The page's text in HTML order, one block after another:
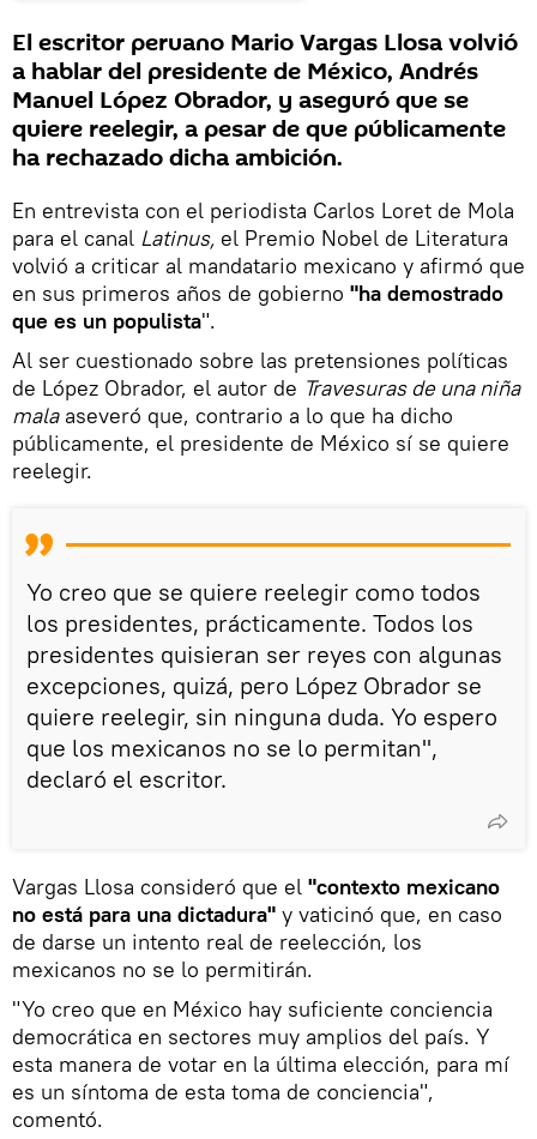
El escritor peruano Mario Vargas Llosa volvió
a hablar del presidente de México, Andrés
Manuel López Obrador, y aseguró que se
quiere reelegir, a pesar de que públicamente
ha rechazado dicha ambición.
En entrevista con el periodista Carlos Loret de Mola
para el canal Latinus, el Premio Nobel de Literatura
volvió a criticar al mandatario mexicano y afirmó que
en sus primeros años de gobierno "ha demostrado
que es un populista".
Al ser cuestionado sobre las pretensiones políticas
de López Obrador, el autor de Travesuras de una niña
malaaseveró que, contrario a lo que ha dicho
públicamente, el presidente de México sí se quiere
reelegir.
Yo creo que se quiere reelegir como todos
los presidentes, prácticamente. Todos los
presidentes quisieran ser reyes con algunas
excepciones, quizá, pero López Obrador se
quiere reelegir, sin ninguna duda. Yo espero
que los mexicanos no se lo permitan",
declaró el escritor.
Vargas Llosa consideró que el "contexto mexicano
no está para una dictadura" y vaticinó que, en caso
de darse un intento real de reelección, los
mexicanos no se lo permitirán.
"Yo creo que en México hay suficiente conciencia
democrática en sectores muy amplios del país. Y
esta manera de votar en la última elección, para mí
es un síntoma de esta toma de conciencia",
comentó.